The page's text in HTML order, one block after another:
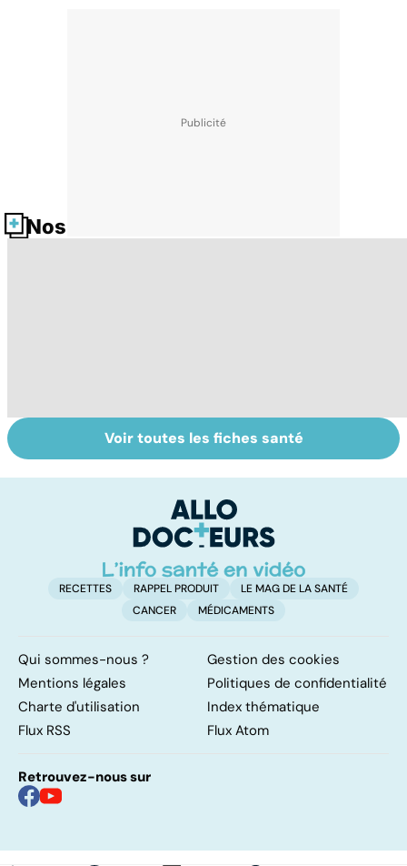
Nos fiches santé
Mélanome : le
plus redouté des
Le lymphome, un
cancer peu
fréquent
Voir toutes les fiches santé
RECETTES RAPPEL PRODUIT
LE MAG DE LA SANTÉ
CANCER
MÉDICAMENTS
Qui sommes-nous ?
Gestion des cookies
Mentions légales
Politiques de confidentialité
Charte d'utilisation
Index thématique
Flux RSS
Flux Atom
Retrouvez-nous sur